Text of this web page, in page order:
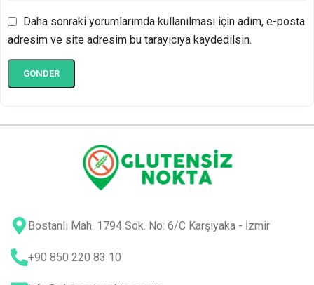
Daha sonraki yorumlarımda kullanılması için adım, e-posta
adresim ve site adresim bu tarayıcıya kaydedilsin.
Bostanlı Mah. 1794 Sok. No: 6/C Karşıyaka - İzmir
+90 850 220 83 10